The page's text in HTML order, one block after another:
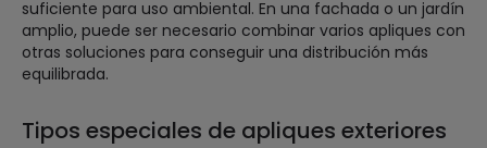
suficiente para uso ambiental. En una fachada o un jardín
amplio, puede ser necesario combinar varios apliques con
otras soluciones para conseguir una distribución más
equilibrada.
Tipos especiales de apliques exteriores